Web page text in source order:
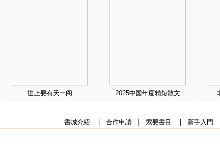
世上要有天一阁 2025中国年度精短散文
書城介紹 合作申請| 索要書目 新手入門